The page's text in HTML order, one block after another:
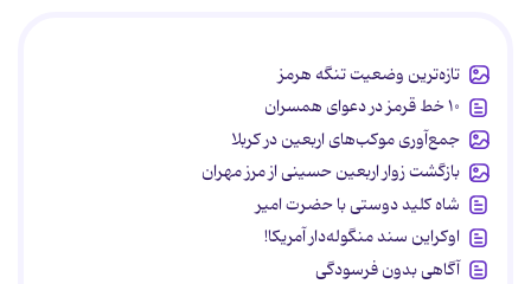
تازه‌ترین وضعیت تنگه هرمز
۱۰ خط قرمز در دعوای همسران
جمع‌آوری موکب‌های اربعین در کربلا
بازگشت زوار اربعین حسینی از مرز مهران
شاه کلید دوستی با حضرت امیر
اوکراین سند منگوله‌دار آمریکا!
آگاهی بدون فرسودگی